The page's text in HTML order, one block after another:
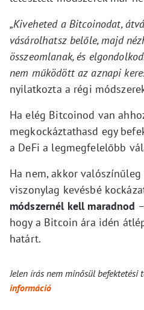
„Kiveheted a Bitcoinodat,
vásárolhatsz belőle, majd
összeomlanak, és
nem működött az aznapi
nyilatkozta a régi
Ha elég Bitcoinod van
megkockáztathasd egy
a DeFi a legmegfelelőbb
Ha nem, akkor valószínűleg
viszonylag kevésbé
módszernél kell maradnod
hogy a Bitcoin ára idén
határt.
Jelen írás nem minősül befektetési
információ